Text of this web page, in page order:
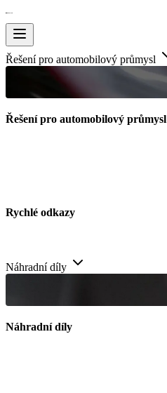
Řešení pro automobilový průmysl
Řešení pro automobilový průmysl
Rychlé odkazy
Náhradní díly
Náhradní díly